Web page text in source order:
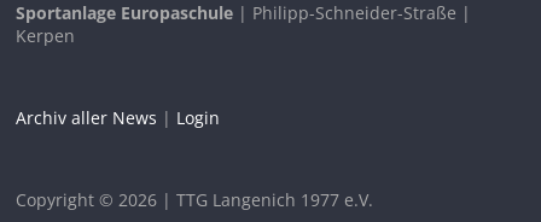
Sportanlage Europaschule | Philipp-Schneider-Straße |
Kerpen
Archiv aller News | Login
Copyright © 2026 | TTG Langenich 1977 e.V.